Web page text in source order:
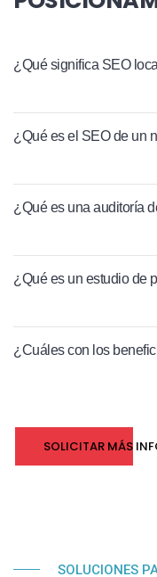
¿Qué significa SEO
¿Qué es el SEO de un
¿Qué es una auditoría
¿Qué es un estudio de
¿Cuáles con los
SOLICITAR MÁS
SOLUCIONES